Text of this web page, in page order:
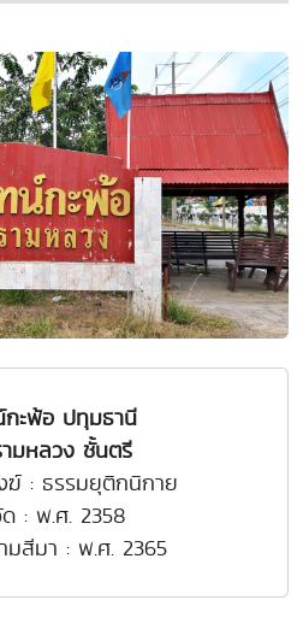
ะพ้อ ปทุมธานี
ามหลวง ชั้นตรี
: ธรรมยุติกนิกาย
: พ.ศ. 2358
มสีมา : พ.ศ. 2365